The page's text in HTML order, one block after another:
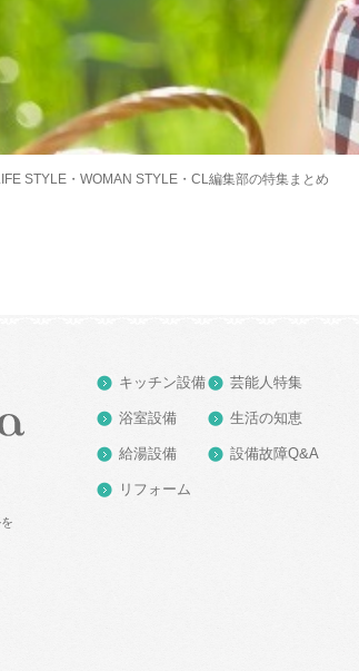
STYLE・WOMAN STYLE・CL編集部の特集まとめ
キッチン設備
浴室設備
給湯設備
リフォーム
芸能人特集
生活の知恵
設備故障Q&A